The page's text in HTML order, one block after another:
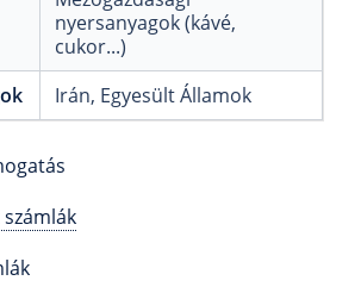
nyersanyagok (kávé,
cukor...)
Irán, Egyesült Államok